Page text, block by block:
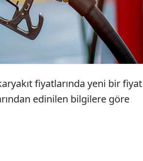
fiyatlarında yeni bir fiyat
edinilen bilgilere göre